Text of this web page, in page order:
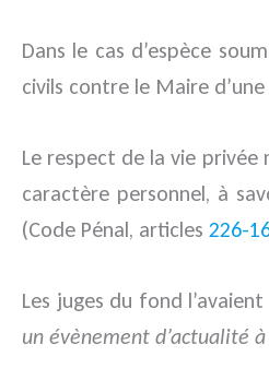
Dans le cas d’espèce
civils contre le Maire
Le respect de la vie
caractère personnel, à
(Code Pénal, articles 226-
Les juges du fond
un évènement d’actualité